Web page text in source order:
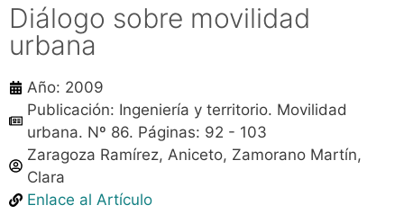
Diálogo sobre movilidad
urbana
Año: 2009
Publicación: Ingeniería y territorio. Movilidad
urbana. Nº 86. Páginas: 92 - 103
Zaragoza Ramírez, Aniceto, Zamorano Martín,
Clara
Enlace al Artículo